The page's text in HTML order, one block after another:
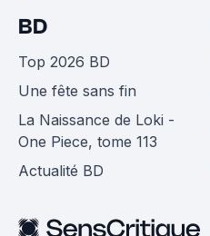
BD
Top 2026 BD
Une fête sans fin
La Naissance de Loki -
One Piece, tome 113
Actualité BD